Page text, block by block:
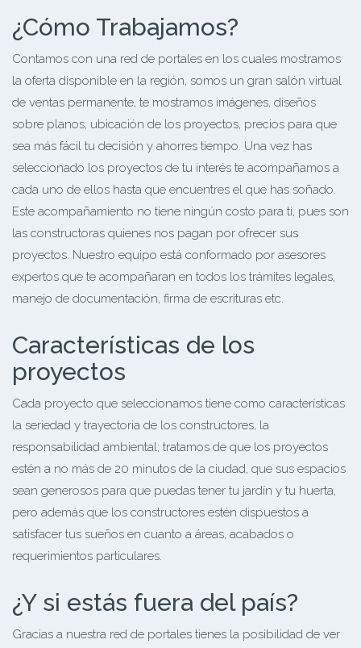
¿Cómo Trabajamos?
Contamos con una red de portales en los cuales mostramos
la oferta disponible en la región, somos un gran salón virtual
de ventas permanente, te mostramos imágenes, diseños
sobre planos, ubicación de los proyectos, precios para que
sea más fácil tu decisión y ahorres tiempo. Una vez has
seleccionado los proyectos de tu interés te acompañamos a
cada uno de ellos hasta que encuentres el que has soñado.
Este acompañamiento no tiene ningún costo para ti, pues son
las constructoras quienes nos pagan por ofrecer sus
proyectos. Nuestro equipo está conformado por asesores
expertos que te acompañaran en todos los trámites legales,
manejo de documentación, firma de escrituras etc.
Características de los
proyectos
Cada proyecto que seleccionamos tiene como características
la seriedad y trayectoria de los constructores, la
responsabilidad ambiental; tratamos de que los proyectos
estén a no más de 20 minutos de la ciudad, que sus espacios
sean generosos para que puedas tener tu jardín y tu huerta,
pero además que los constructores estén dispuestos a
satisfacer tus sueños en cuanto a áreas, acabados o
requerimientos particulares.
¿Y si estás fuera del país?
Gracias a nuestra red de portales tienes la posibilidad de ver